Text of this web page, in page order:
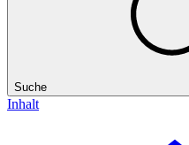
Suche
Inhalt